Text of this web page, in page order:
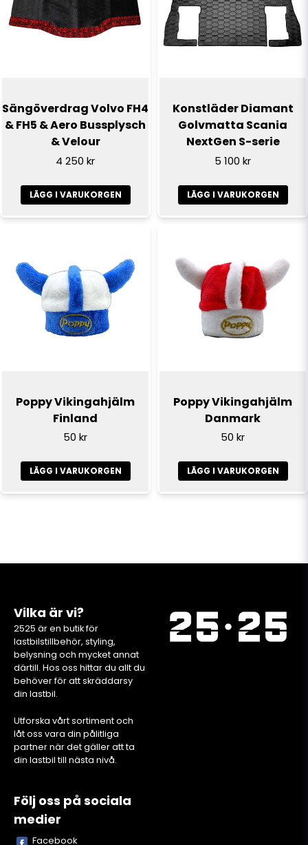
Sängöverdrag Volvo FH4
& FH5 & Aero Bussplysch
& Velour
4 250 kr
LÄGG I VARUKORGEN
Konstläder Diamant
Golvmatta Scania
NextGen S-serie
5 100 kr
LÄGG I VARUKORGEN
Poppy Vikingahjälm
Finland
50 kr
LÄGG I VARUKORGEN
Poppy Vikingahjälm
Danmark
50 kr
LÄGG I VARUKORGEN
Vilka är vi?
2525 är en butik för
lastbilstillbehör, styling,
belysning och mycket annat
därtill. Hos oss hittar du allt du
behöver för att skräddarsy
din lastbil.
Utforska vårt sortiment och
låt oss vara din pålitliga
partner när det gäller att ta
din lastbil till nästa nivå.
Följ oss på sociala
medier
Facebook